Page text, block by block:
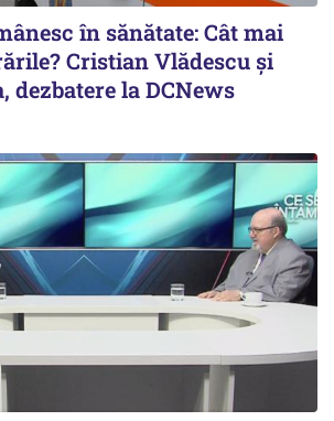
în sănătate: Cât mai
Cristian Vlădescu și
dezbatere la DCNews